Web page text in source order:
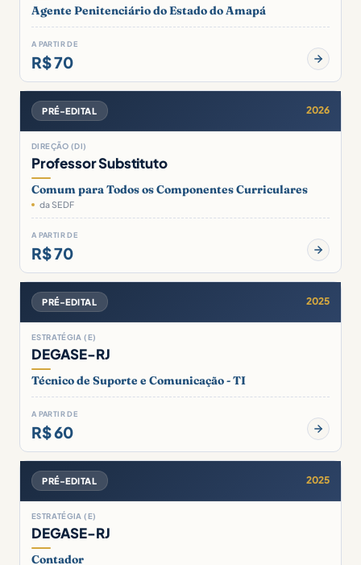
Agente Penitenciário do Estado do Amapá
A PARTIR DE
R$ 70
PRÉ-EDITAL 2026
DIREÇÃO (DI)
Professor Substituto
Comum para Todos os Componentes Curriculares
da SEDF
A PARTIR DE
R$ 70
PRÉ-EDITAL 2025
ESTRATÉGIA (E)
DEGASE-RJ
Técnico de Suporte e Comunicação - TI
A PARTIR DE
R$ 60
PRÉ-EDITAL 2025
ESTRATÉGIA (E)
DEGASE-RJ
Contador